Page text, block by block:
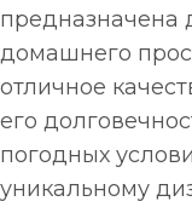
предназначена
домашнего
отличное
его
погодных
уникальному